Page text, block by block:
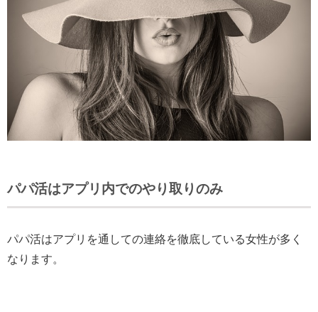
パパ活はアプリ内でのやり取りのみ
パパ活はアプリを通しての連絡を徹底している女性が多く
なります。